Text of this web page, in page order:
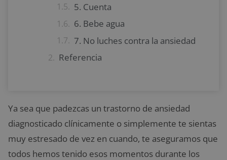
5. Cuenta
6. Bebe agua
7. No luches contra la ansiedad
Referencia
Ya sea que padezcas un trastorno de ansiedad
diagnosticado clínicamente o simplemente te sientas
muy estresado de vez en cuando, te aseguramos que
todos hemos tenido esos momentos durante los